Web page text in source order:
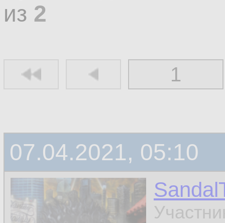
из 2
1
07.04.2021, 05:10